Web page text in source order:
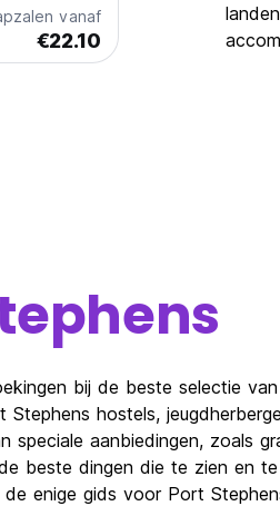
vanaf
€22.10
bij de beste selectie
Stephens hostels,
speciale aanbiedingen, zoals
beste dingen die te zien en
enige gids voor Port